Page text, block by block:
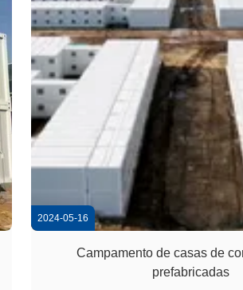
2024-05-16
Campamento de casas de
prefabricadas